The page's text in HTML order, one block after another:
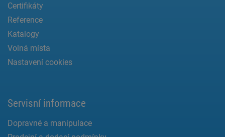
Certifikáty
Reference
Katalogy
Volná místa
Nastavení cookies
Servisní informace
Dopravné a manipulace